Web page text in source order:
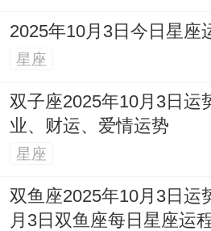
2025年10月3日今日星座
星座
双子座2025年10月3日运
业、财运、爱情运势
星座
双鱼座2025年10月3日运
月3日双鱼座每日星座运